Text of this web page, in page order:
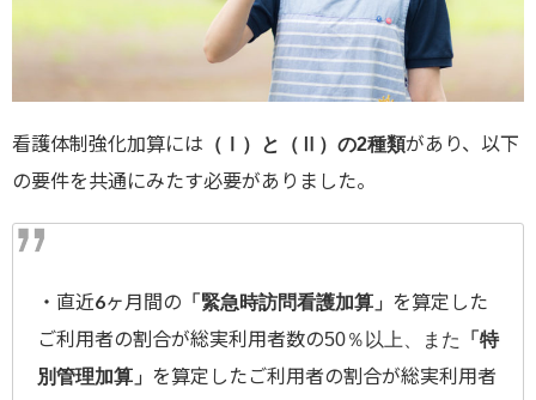
看護体制強化加算には （Ⅰ）と（Ⅱ）の2種類があり、以下
の要件を共通にみたす必要がありました。
・直近6ヶ月間の 「緊急時訪問看護加算」 を算定した
ご利用者の割合が総実利用者数の50％以上 、また
「特
別管理加算」 を算定したご利用者の割合が総実利用者